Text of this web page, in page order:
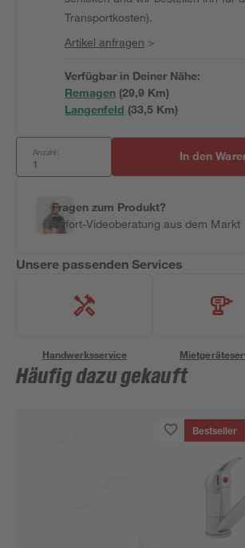
Transportkosten).
Artikel anfragen >
Verfügbar in Deiner Nähe:
Remagen (29,9 Km)
Langenfeld (33,5 Km)
Anzahl: In den
Fragen zum Produkt?
Sofort-Videoberatung aus dem Markt
Unsere passenden Services
Handwerksservice
Häufig dazu gekauft
Bestseller